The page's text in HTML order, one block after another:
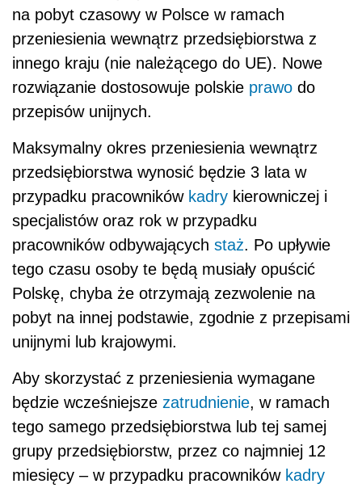
na pobyt czasowy w Polsce w ramach
przeniesienia wewnątrz przedsiębiorstwa z
innego kraju (nie należącego do UE). Nowe
rozwiązanie dostosowuje polskie prawo do
przepisów unijnych.
Maksymalny okres przeniesienia wewnątrz
przedsiębiorstwa wynosić będzie 3 lata w
przypadku pracowników kadry kierowniczej i
specjalistów oraz rok w przypadku
pracowników odbywających staż. Po upływie
tego czasu osoby te będą musiały opuścić
Polskę, chyba że otrzymają zezwolenie na
pobyt na innej podstawie, zgodnie z przepisami
unijnymi lub krajowymi.
Aby skorzystać z przeniesienia wymagane
będzie wcześniejsze zatrudnienie, w ramach
tego samego przedsiębiorstwa lub tej samej
grupy przedsiębiorstw, przez co najmniej 12
miesięcy – w przypadku pracowników kadry